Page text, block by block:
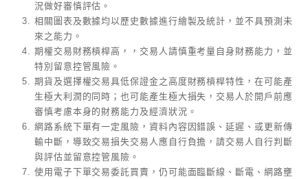
況做好審慎評估。
相關圖表及數據均以歷史數據進行繪製及統計，並不具預測未
來之能力。
期權交易財務槓桿高，，交易人請慎重考量自身財務能力，並
特別留意控管風險。
期貨及選擇權交易具低保證金之高度財務槓桿特性，在可能產
生極大利潤的同時；也可能產生極大損失，交易人於開戶前應
審慎考慮本身的財務能力及經濟狀況。
網路系統下單有一定風險，資料內容因錯誤、延遲、或更新傳
輸中斷，導致交易損失交易人應自行負擔，請交易人自行判斷
與評估並留意控管風險。
使用電子下單交易委託買賣，仍可能面臨斷線、斷電、網路壅